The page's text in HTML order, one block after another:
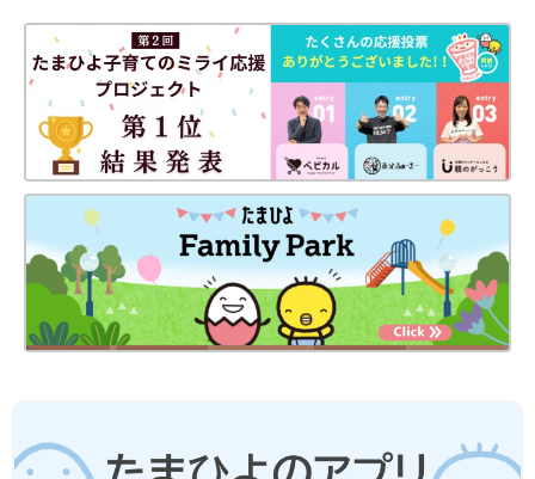
2212
Amazonで見る
クーザのケースはディズニーのキャラクターが描かれています。
こちらはトイストーリーデザインです。カードポケットは14個あ
ります。
サイズ：縦28.5cm x 横18.9cm ×マチ 2.6cm
素材：T/C、ポリエステル、ナイロン、ポリウレタン
開け口：面ファスナー式
【口コミピックアップ】
二人の子供の母子手帳や、診察券、お薬手帳、とたくさん入りま
す。
が持ってもさほど恥ずかしくないので、良いと思います。